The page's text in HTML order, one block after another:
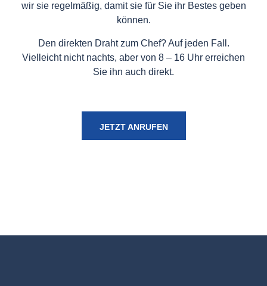
wir sie regelmäßig, damit sie für Sie ihr Bestes geben
können.
Den direkten Draht zum Chef? Auf jeden Fall.
Vielleicht nicht nachts, aber von 8 – 16 Uhr erreichen
Sie ihn auch direkt.
JETZT ANRUFEN